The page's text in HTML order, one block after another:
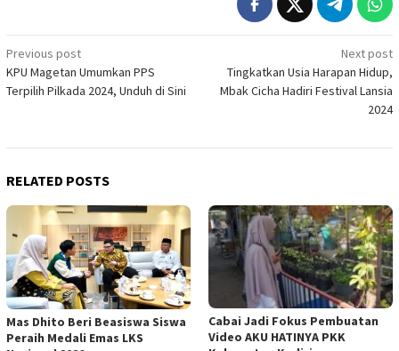
Post
navigation
Previous post
KPU Magetan Umumkan PPS
Terpilih Pilkada 2024, Unduh di Sini
Next post
Tingkatkan Usia Harapan Hidup,
Mbak Cicha Hadiri Festival Lansia
2024
RELATED POSTS
Mas Dhito Beri Beasiswa Siswa
Peraih Medali Emas LKS
Cabai Jadi Fokus Pembuatan
Video AKU HATINYA PKK